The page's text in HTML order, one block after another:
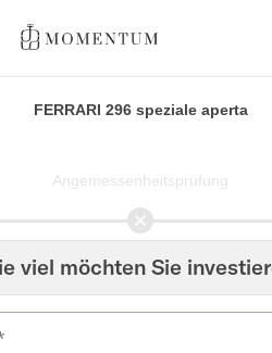
FERRARI 296 speziale aperta
Angemessenheitsprüfung
viel möchten Sie